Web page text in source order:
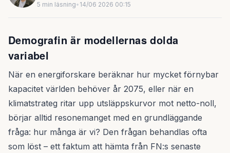
5 min läsning• 14/06 2026 00:15
Demografin är modellernas dolda
variabel
När en energiforskare beräknar hur mycket förnybar
kapacitet världen behöver år 2075, eller när en
klimatstrateg ritar upp utsläppskurvor mot netto-noll,
börjar alltid resonemanget med en grundläggande
fråga: hur många är vi? Den frågan behandlas ofta
som löst – ett faktum att hämta från FN:s senaste